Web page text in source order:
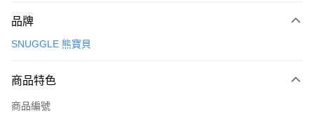
信用卡一次付款
LINE Pay
Apple Pay
品牌
SNUGGLE 熊寶貝
商品特色
商品編號